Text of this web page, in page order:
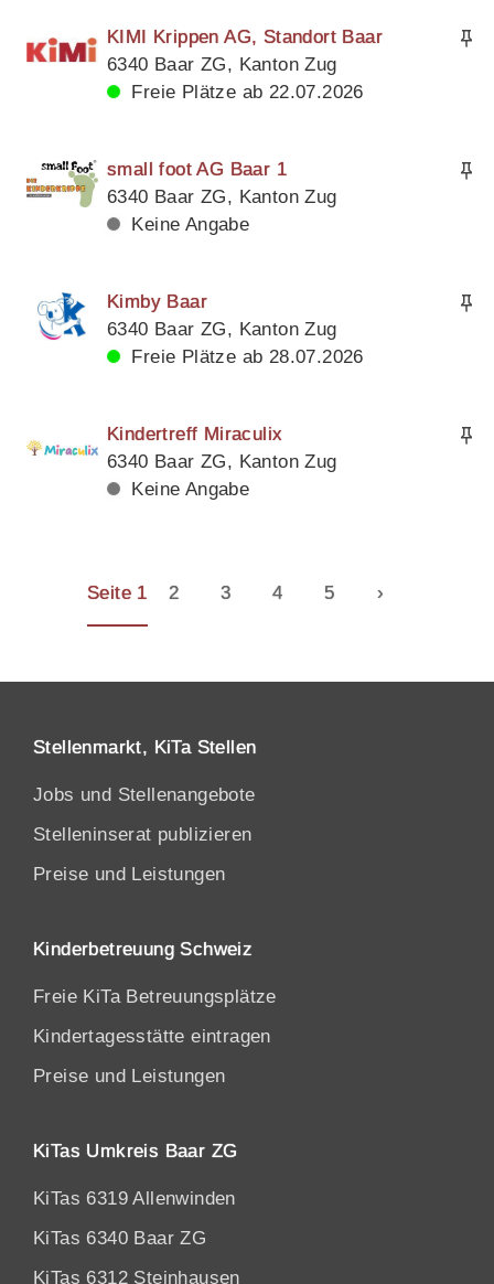
KIMI Krippen AG, Standort Baar
6340 Baar ZG, Kanton Zug
Freie Plätze ab 22.07.2026
small foot AG Baar 1
6340 Baar ZG, Kanton Zug
Keine Angabe
Kimby Baar
6340 Baar ZG, Kanton Zug
Freie Plätze ab 28.07.2026
Kindertreff Miraculix
6340 Baar ZG, Kanton Zug
Keine Angabe
Seite 1 2 3 4 5 ›
Stellenmarkt, KiTa Stellen
Jobs und Stellenangebote
Stelleninserat publizieren
Preise und Leistungen
Kinderbetreuung Schweiz
Freie KiTa Betreuungsplätze
Kindertagesstätte eintragen
Preise und Leistungen
KiTas Umkreis Baar ZG
KiTas 6319 Allenwinden
KiTas 6340 Baar ZG
KiTas 6312 Steinhausen